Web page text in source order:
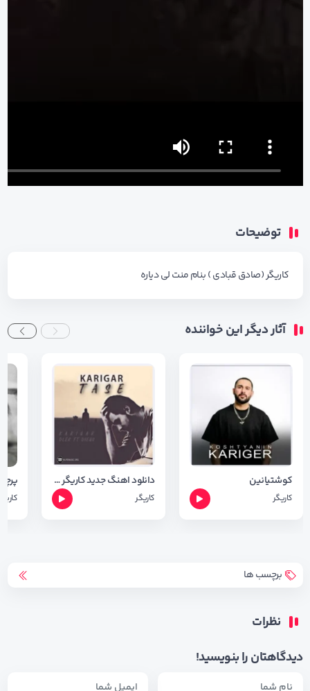
توضیحات
کاریگر (صادق قبادی ) بناممنت لی دیاره
آثار دیگر این خواننده
کوشتیانین
کاریگر
دانلود اهنگ جدید کاریگر به نام تاسه + متن آهنگ
کاریگر
برچسب ها
نظرات
دیدگاهتان را بنویسید!